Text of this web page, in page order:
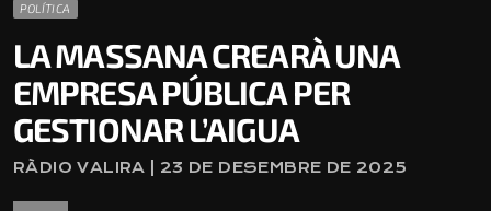
POLÍTICA
LA MASSANA CREARÀ UNA
EMPRESA PÚBLICA PER
GESTIONAR L’AIGUA
RÀDIO VALIRA | 23 DE DESEMBRE DE 2025